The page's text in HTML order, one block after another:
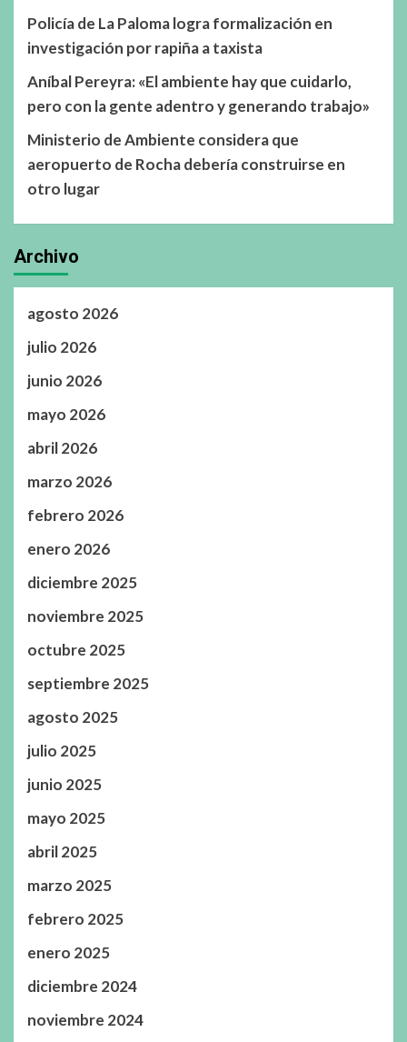
Policía de La Paloma logra formalización en
investigación por rapiña a taxista
Aníbal Pereyra: «El ambiente hay que cuidarlo,
pero con la gente adentro y generando trabajo»
Ministerio de Ambiente considera que
aeropuerto de Rocha debería construirse en
otro lugar
Archivo
agosto 2026
julio 2026
junio 2026
mayo 2026
abril 2026
marzo 2026
febrero 2026
enero 2026
diciembre 2025
noviembre 2025
octubre 2025
septiembre 2025
agosto 2025
julio 2025
junio 2025
mayo 2025
abril 2025
marzo 2025
febrero 2025
enero 2025
diciembre 2024
noviembre 2024